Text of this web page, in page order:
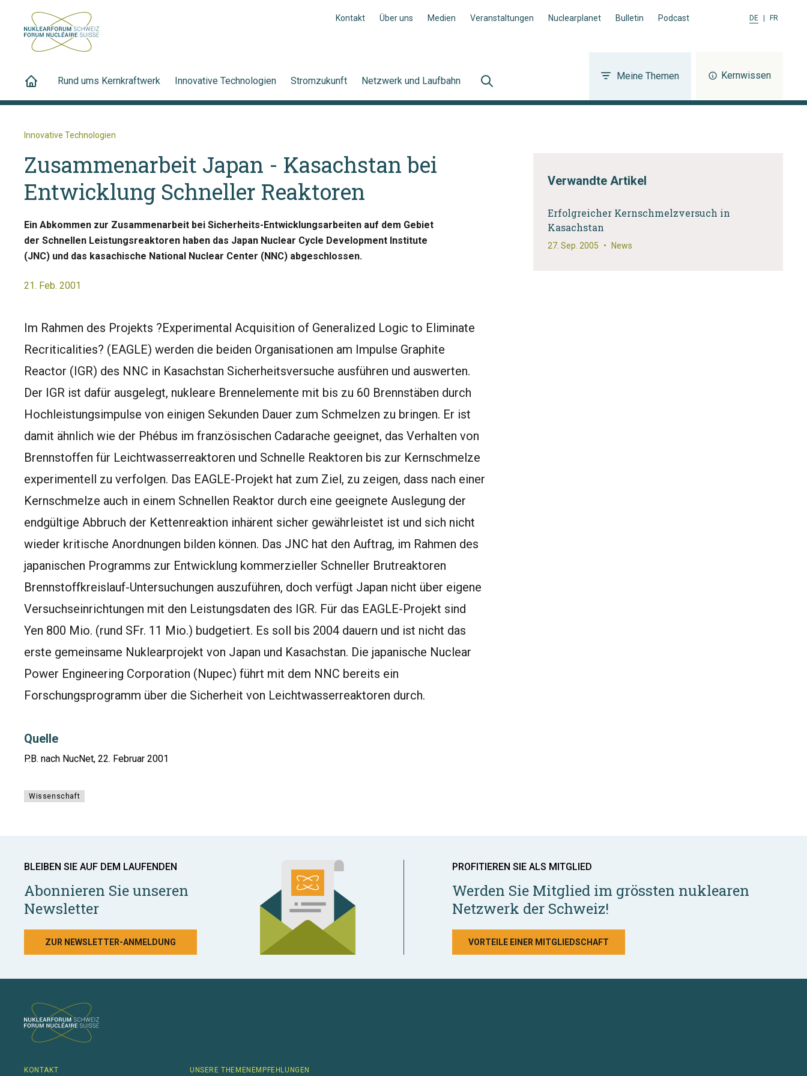
Kontakt Über uns Medien Veranstaltungen Nuclearplanet Bulletin Podcast DE FR
Rund ums Kernkraftwerk Innovative Technologien Stromzukunft Netzwerk und Laufbahn Meine Themen Kernwissen
Innovative Technologien
Zusammenarbeit Japan - Kasachstan bei
Entwicklung Schneller Reaktoren
Ein Abkommen zur Zusammenarbeit bei Sicherheits-Entwicklungsarbeiten auf dem Gebiet
der Schnellen Leistungsreaktoren haben das Japan Nuclear Cycle Development Institute
(JNC) und das kasachische National Nuclear Center (NNC) abgeschlossen.
21. Feb. 2001
Im Rahmen des Projekts ?Experimental Acquisition of Generalized Logic to Eliminate
Recriticalities? (EAGLE) werden die beiden Organisationen am Impulse Graphite
Reactor (IGR) des NNC in Kasachstan Sicherheitsversuche ausführen und auswerten.
Der IGR ist dafür ausgelegt, nukleare Brennelemente mit bis zu 60 Brennstäben durch
Hochleistungsimpulse von einigen Sekunden Dauer zum Schmelzen zu bringen. Er ist
damit ähnlich wie der Phébus im französischen Cadarache geeignet, das Verhalten von
Brennstoffen für Leichtwasserreaktoren und Schnelle Reaktoren bis zur Kernschmelze
experimentell zu verfolgen. Das EAGLE-Projekt hat zum Ziel, zu zeigen, dass nach einer
Kernschmelze auch in einem Schnellen Reaktor durch eine geeignete Auslegung der
endgültige Abbruch der Kettenreaktion inhärent sicher gewährleistet ist und sich nicht
wieder kritische Anordnungen bilden können. Das JNC hat den Auftrag, im Rahmen des
japanischen Programms zur Entwicklung kommerzieller Schneller Brutreaktoren
Brennstoffkreislauf-Untersuchungen auszuführen, doch verfügt Japan nicht über eigene
Versuchseinrichtungen mit den Leistungsdaten des IGR. Für das EAGLE-Projekt sind
Yen 800 Mio. (rund SFr. 11 Mio.) budgetiert. Es soll bis 2004 dauern und ist nicht das
erste gemeinsame Nuklearprojekt von Japan und Kasachstan. Die japanische Nuclear
Power Engineering Corporation (Nupec) führt mit dem NNC bereits ein
Forschungsprogramm über die Sicherheit von Leichtwasserreaktoren durch.
Quelle
P.B. nach NucNet, 22. Februar 2001
Wissenschaft
Verwandte Artikel
Erfolgreicher Kernschmelzversuch in
Kasachstan
27. Sep. 2005 • News
BLEIBEN SIE AUF DEM LAUFENDEN
Abonnieren Sie unseren
Newsletter
ZUR NEWSLETTER-ANMELDUNG
PROFITIEREN SIE ALS MITGLIED
Werden Sie Mitglied im grössten nuklearen
Netzwerk der Schweiz!
VORTEILE EINER MITGLIEDSCHAFT
KONTAKT UNSERE THEMENEMPFEHLUNGEN